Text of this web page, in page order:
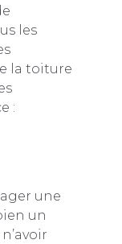
les
la toiture
:
une
un